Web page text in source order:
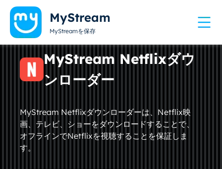
MyStream
MyStreamを保存
MyStream Netflixダウ
ンローダー
MyStream Netflixダウンローダーは、Netflix映
画、テレビ、ショーをダウンロードすることで、
オフラインでNetflixを視聴することを保証しま
す。